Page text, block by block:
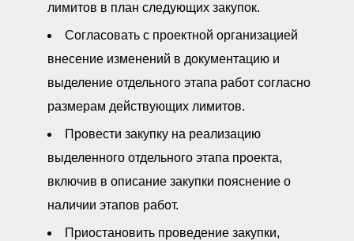
лимитов в план следующих закупок.
Согласовать с проектной организацией
внесение изменений в документацию и
выделение отдельного этапа работ согласно
размерам действующих лимитов.
Провести закупку на реализацию
выделенного отдельного этапа проекта,
включив в описание закупки пояснение о
наличии этапов работ.
Приостановить проведение закупки,